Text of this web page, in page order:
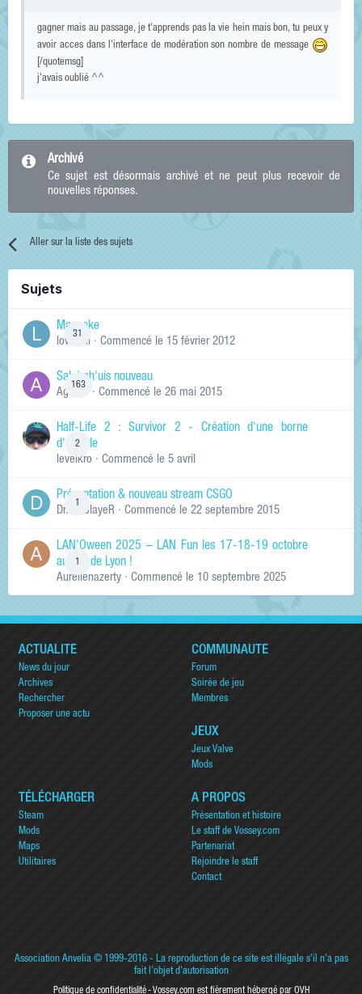
gagner mais au passage, je t'apprends pas la vie hein mais bon, tu peux y
avoir acces dans l'interface de modération son nombre de message
[/quotemsg]
j'avais oublié ^^
Archivé
Ce sujet est désormais archivé et ne peut plus recevoir de
nouvelles réponses.
Aller sur la liste des sujets
Sujets
31
Manneke
lowskill · Commencé le 15 février 2012
163
Salut ch'uis nouveau
Ag0Nie · Commencé le 26 mai 2015
2
Half-Life 2 : Survivor 2 - Création d'une borne
d'arcade
levelkro · Commencé le 5 avril
Présentation & nouveau stream CSGO
Dr.KinSlayeR · Commencé le 22 septembre 2015
LAN'Oween 2025 – LAN Fun les 17-18-19 octobre
au sud de Lyon !
Aurelienazerty · Commencé le 10 septembre 2025
ACTUALITÉ
News du jour
Archives
Rechercher
Proposer une actu
COMMUNAUTÉ
Forum
Soirée de jeu
Membres
JEUX
Jeux Valve
Mods
TÉLÉCHARGER
Steam
Mods
Maps
Utilitaires
A PROPOS
Présentation et histoire
Le staff de Vossey.com
Partenariat
Rejoindre le staff
Contact
Association Anvelia© 1999-2016 - La reproduction de ce site est illégale s'il n'a pas
fait l'objet d'autorisation
Politique de confidentialité Vossey.com est fièrement hébergé par OVH